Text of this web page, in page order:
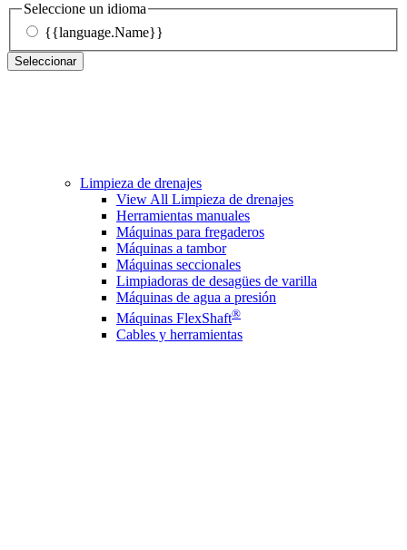
Seleccione un idioma
{{language.Name}}
Seleccionar
Limpieza de drenajes
View All Limpieza de drenajes
Herramientas manuales
Máquinas para fregaderos
Máquinas a tambor
Máquinas seccionales
Limpiadoras de desagües de varilla
Máquinas de agua a presión
Máquinas FlexShaft®
Cables y herramientas